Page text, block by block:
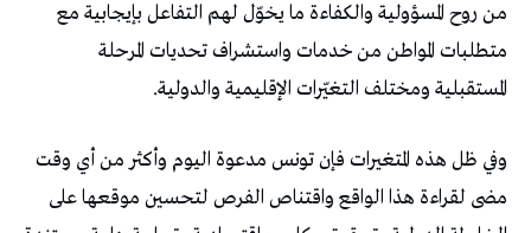
من روح المسؤولية والكفاءة ما يخوّل لهم التفاعل بإيجابية مع
متطلبات المواطن من خدمات واستشراف تحديات المرحلة
المستقبلية ومختلف التغيّرات الإقليمية والدولية.
وفي ظل هذه المتغيرات فإن تونس مدعوة اليوم وأكثر من أي وقت
مضى لقراءة هذا الواقع واقتناص الفرص لتحسين موقعها على